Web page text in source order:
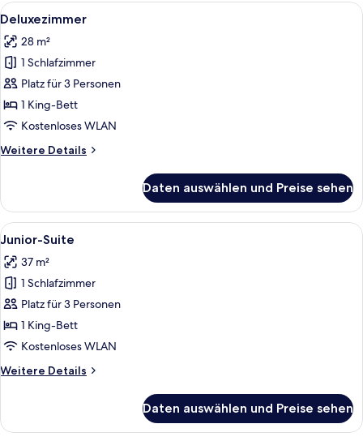
Alle
Fotos
für
Deluxezimmer
anzeigen
Ein Hotelzimmer mit Bett,
13
Deluxezimmer
28 m²
1 Schlafzimmer
Platz für 3 Personen
1 King-Bett
Kostenloses WLAN
Weitere Details
Weitere
Daten auswählen und Preise sehen
Alle
Fotos
für
Junior-
Suite
anzeigen
Ein Hotelzimmer mit einem Bett,
4
Junior-Suite
37 m²
1 Schlafzimmer
Platz für 3 Personen
1 King-Bett
Kostenloses WLAN
Weitere Details
Weitere
Suite
Daten auswählen und Preise sehen